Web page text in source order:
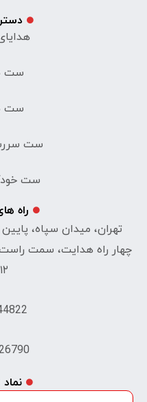
ست
ست
ست
ست
راه
تهران، میدان سپاه، پایین
۱۲ و ۱۳